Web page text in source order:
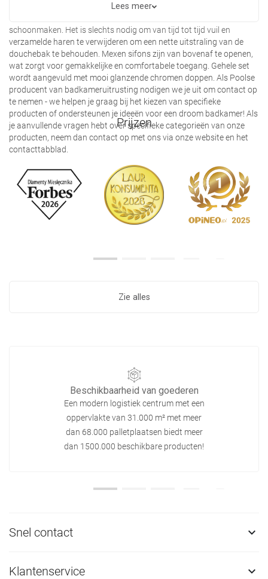
douchebakken. Daarmee kun je de armaturen aansluiten op het
schoonmaken. Het is slechts nodig om van tijd tot tijd vuil en
verzamelde haren te verwijderen om een nette uitstraling van de
douchebak te behouden. Mexen sifons zijn van bovenaf te openen,
wat zorgt voor gemakkelijke en comfortabele toegang. Gehele set
wordt aangevuld met mooi glanzende chromen doppen. Als Poolse
producent van badkameruitrusting nodigen we je uit om contact op
te nemen - we helpen je graag bij het kiezen van specifieke
producten of ondersteunen je ideeën voor een droom badkamer! Als
je aanvullende vragen hebt over specifieke categorieën van onze
producten, neem dan contact op met ons via onze website en het
contacttabblad.
Lees meer
Prijzen
Zie alles
Beschikbaarheid van goederen
Een modern logistiek centrum met een
oppervlakte van 31.000 m² met meer
dan 68.000 palletplaatsen biedt meer
dan 1500.000 beschikbare producten!
Snel contact 
Klantenservice 